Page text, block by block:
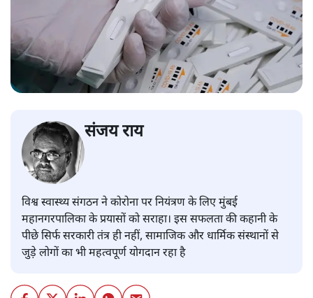
संजय राय
विश्व स्वास्थ्य संगठन ने कोरोना पर नियंत्रण के लिए मुंबई
महानगरपालिका के प्रयासों को सराहा। इस सफलता की कहानी के
पीछे सिर्फ सरकारी तंत्र ही नहीं, सामाजिक और धार्मिक संस्थानों से
जुड़े लोगों का भी महत्वपूर्ण योगदान रहा है